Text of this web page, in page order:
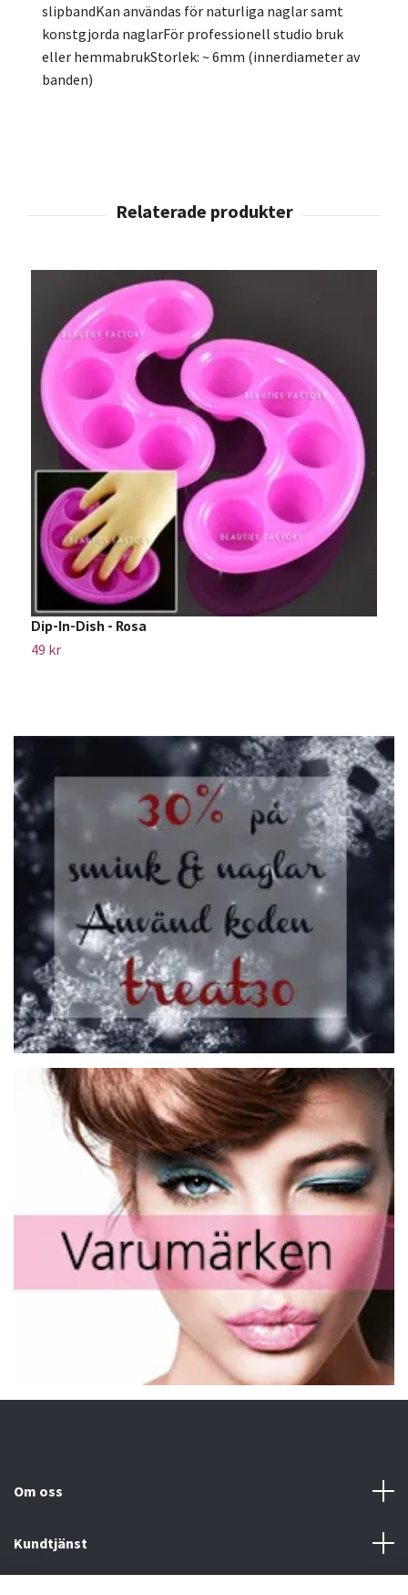
slipbandKan användas för naturliga naglar samt
konstgjorda naglarFör professionell studio bruk
eller hemmabrukStorlek: ~ 6mm (innerdiameter av
banden)
Dip-In-Dish - Rosa
49 kr
Om oss
Kundtjänst